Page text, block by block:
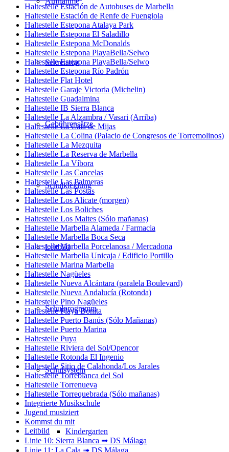
Sekretariat
Gebührensätze
Schulkleidung
Leitbild
Schulprogramm
Schulsystem
Kindergarten
Haltestelle Estación de Autobuses de Marbella
Haltestelle Estación de Renfe de Fuengiola
Haltestelle Estepona Atalaya Park
Haltestelle Estepona El Saladillo
Haltestelle Estepona McDonalds
Haltestelle Estepona PlayaBella/Selwo
Haltestelle Estepona PlayaBella/Selwo
Haltestelle Estepona Río Padrón
Haltestelle Flat Hotel
Haltestelle Garaje Victoria (Michelin)
Haltestelle Guadalmina
Haltestelle IB Sierra Blanca
Haltestelle La Alzambra / Vasari (Arriba)
Haltestelle La Cala de Mijas
Haltestelle La Colina (Palacio de Congresos de Torremolinos)
Haltestelle La Mezquita
Haltestelle La Reserva de Marbella
Haltestelle La Víbora
Haltestelle Las Cancelas
Haltestelle Las Palmeras
Haltestelle Las Postas
Haltestelle Los Alicate (morgen)
Haltestelle Los Boliches
Haltestelle Los Maites (Sólo mañanas)
Haltestelle Marbella Alameda / Farmacia
Haltestelle Marbella Boca Seca
Haltestelle Marbella Porcelanosa / Mercadona
Haltestelle Marbella Unicaja / Edificio Portillo
Haltestelle Marina Marbella
Haltestelle Nagüeles
Haltestelle Nueva Alcántara (paralela Boulevard)
Haltestelle Nueva Andalucía (Rotonda)
Haltestelle Pino Nagüeles
Haltestelle Playa Bonita
Haltestelle Puerto Banús (Sólo Mañanas)
Haltestelle Puerto Marina
Haltestelle Puya
Haltestelle Riviera del Sol/Opencor
Haltestelle Rotonda El Ingenio
Haltestelle Sitio de Calahonda/Los Jarales
Haltestelle Torreblanca del Sol
Haltestelle Torrenueva
Haltestelle Torrequebrada (Sólo mañanas)
Integrierte Musikschule
Jugend musiziert
Kommst du mit
Leitbild
Linie 10: Sierra Blanca ➟ DS Málaga